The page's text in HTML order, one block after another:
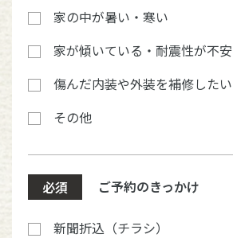
家の中が暑い・寒い
家が傾いている・耐震性が不安
傷んだ内装や外装を補修したい
その他
必須 ご予約のきっかけ
新聞折込（チラシ）